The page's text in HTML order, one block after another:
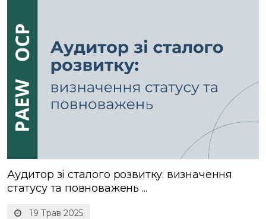
19 Трав 2025
Аудитор зі сталого розвитку: визначення
статусу та повноважень ...